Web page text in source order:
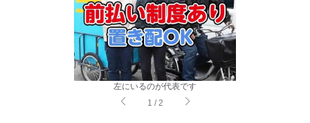
左にいるのが代表です
1 /2